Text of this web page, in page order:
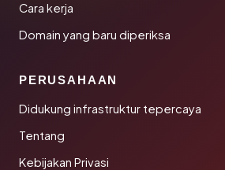
Cara kerja
Domain yang baru diperiksa
PERUSAHAAN
Didukung infrastruktur tepercaya
Tentang
Kebijakan Privasi